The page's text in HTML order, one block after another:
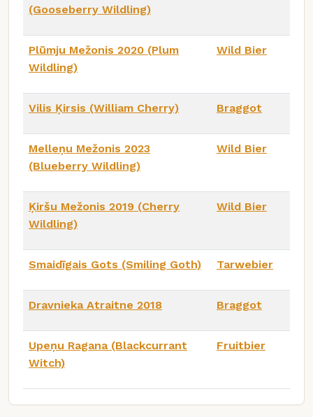
(Gooseberry Wildling)
Plūmju Mežonis 2020 (Plum
Wildling)
Wild Bier
Vilis Ķirsis (William Cherry) Braggot
Melleņu Mežonis 2023
(Blueberry Wildling)
Wild Bier
Ķiršu Mežonis 2019 (Cherry
Wildling)
Wild Bier
Smaidīgais Gots (Smiling Goth) Tarwebier
Dravnieka Atraitne 2018 Braggot
Upeņu Ragana (Blackcurrant
Witch)
Fruitbier